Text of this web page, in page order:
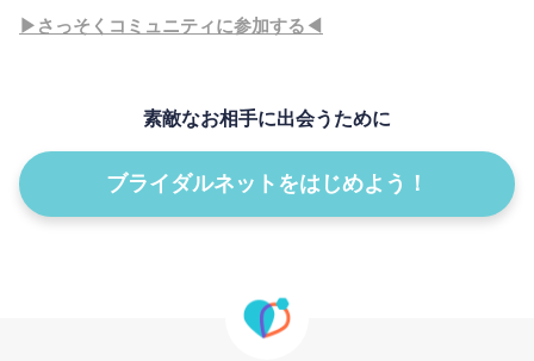
▶さっそくコミュニティに参加する◀
素敵なお相手に出会うために
ブライダルネットをはじめよう！